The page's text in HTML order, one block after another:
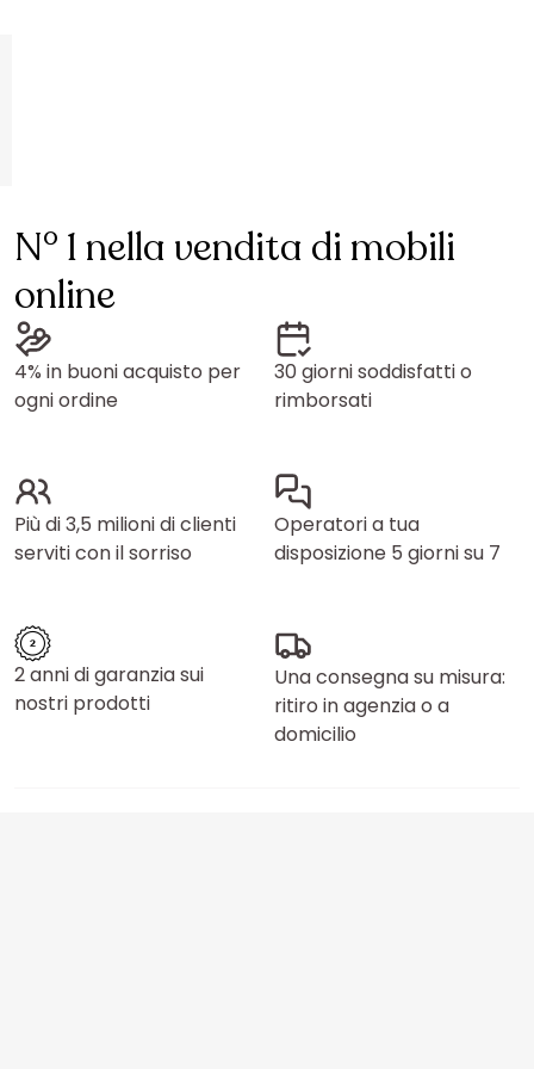
N° 1 nella vendita di mobili
online
4% in buoni acquisto per
ogni ordine
30 giorni soddisfatti o
rimborsati
Più di 3,5 milioni di clienti
serviti con il sorriso
Operatori a tua
disposizione 5 giorni su 7
2 anni di garanzia sui
nostri prodotti
Una consegna su misura:
ritiro in agenzia o a
domicilio